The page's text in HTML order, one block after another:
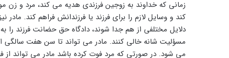
زمانی که خداوند به زوجین فرزندی هدیه می‌ کند، مرد و زن
کند و وسایل لازم را برای فرزند یا فرزندانش فراهم کند. مادر
دلایل مختلفی از هم جدا شوند، دادگاه حق حضانت فرزند را
مسؤلیت شانه خالی کنند. مادر می ‌تواند تا سن هفت سالگی
می‌ شود. در صورتی که مرد فوت کرده باشد مادر می ‌تواند از